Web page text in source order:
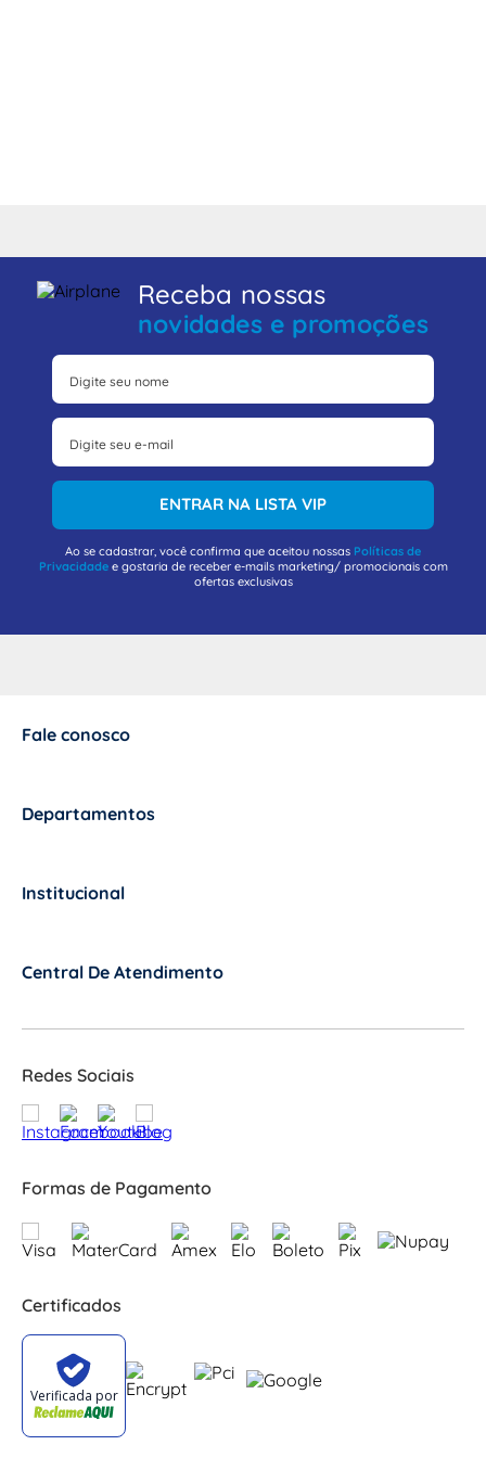
Receba nossas
novidades e promoções
ENTRAR NA LISTA VIP
Ao se cadastrar, você confirma que aceitou nossas Políticas de
Privacidadee gostaria de receber e-mails marketing/ promocionais com
ofertas exclusivas
Fale conosco
Departamentos
Institucional
Central De Atendimento
Redes Sociais
Formas de Pagamento
Certificados